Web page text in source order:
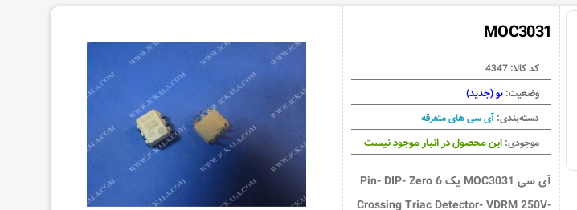
MOC3031
کد کالا: 4347
وضعیت: نو (جدید)
دسته‌بندی: آی سی های متفرقه
موجودی: این محصول در انبار موجود نیست
آی سی MOC3031 یک 6 Pin- DIP- Zero
Crossing Triac Detector- VDRM 250V-